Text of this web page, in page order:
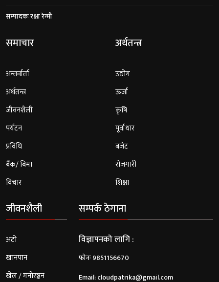
सम्पादकः रक्षा रेग्मी
समाचार
अन्तर्वार्ता
अर्थतन्त्र
जीवनशैली
पर्यटन
प्रविधि
बैंक/ बिमा
विचार
अर्थतन्त्र
उद्योग
ऊर्जा
कृषि
पूर्वाधार
बजेट
रोजगारी
शिक्षा
जीवनशैली
अटो
खानपान
खेल / मनोरञ्जन
सम्पर्क ठेगाना
विज्ञापनको लागि :
फोनः 9851156670
Email:cloudpatrika@gmail.com